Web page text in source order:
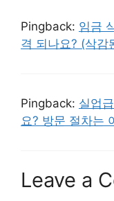
Pingback: 임금
격 되나요? (삭감
Pingback: 실업
요? 방문 절차는
Leave a